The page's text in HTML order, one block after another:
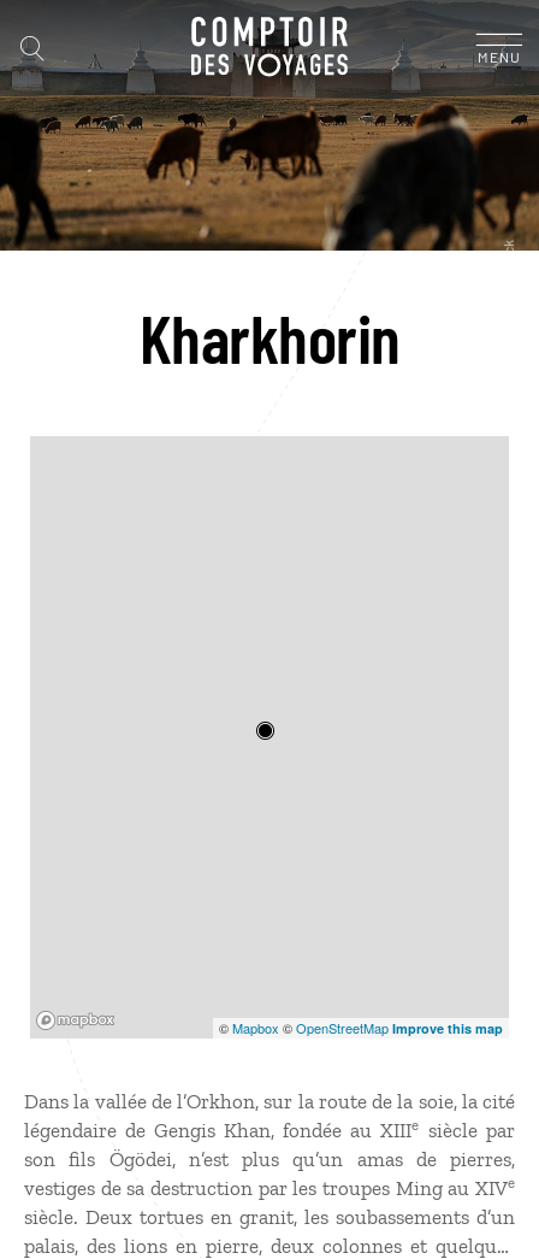
MENU
Kharkhorin
©Mapbox ©OpenStreetMap Improve this map
Dans la vallée de l’Orkhon, sur la route de la soie, la cité
légendaire de Gengis Khan, fondée au XIIIe siècle par
son fils Ögödei, n’est plus qu’un amas de pierres,
vestiges de sa destruction par les troupes Ming au XIVe
siècle. Deux tortues en granit, les soubassements d’un
palais, des lions en pierre, deux colonnes et quelques